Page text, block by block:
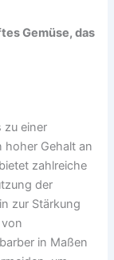
Gemüse, das
zu einer
hoher Gehalt an
zahlreiche
der
zur Stärkung
in Maßen